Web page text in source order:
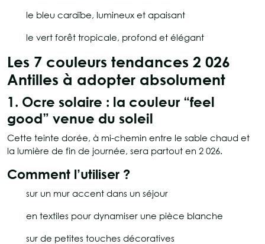
le bleu caraïbe, lumineux et apaisant
le vert forêt tropicale, profond et élégant
Les 7 couleurs tendances 2 026
Antilles à adopter absolument
1. Ocre solaire : la couleur “feel
good” venue du soleil
Cette teinte dorée, à mi-chemin entre le sable chaud et
la lumière de fin de journée, sera partout en 2 026.
Comment l’utiliser ?
sur un mur accent dans un séjour
en textiles pour dynamiser une pièce blanche
sur de petites touches décoratives